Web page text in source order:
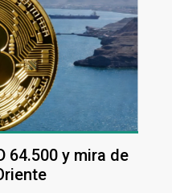
64.500 y mira de